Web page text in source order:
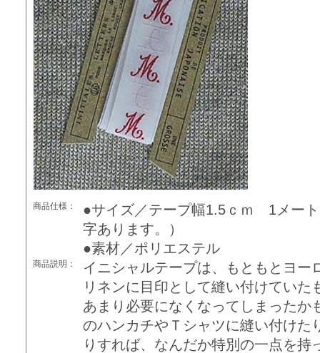
商品仕様：
●サイズ／テープ幅1.5ｃｍ 1メー
字あります。）
●素材／ポリエステル
商品説明：
イニシャルテープは、もともとヨ
リネンに目印として縫い付けてい
あまり必要になくなってしまった
のハンカチやＴシャツに縫い付けた
りすれば、なんだか特別の一点を